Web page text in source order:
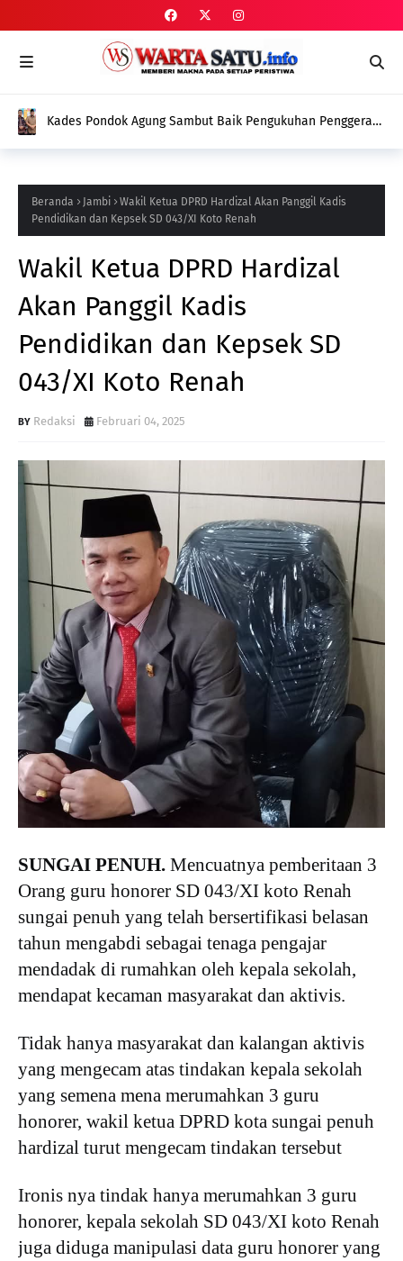
Kades Pondok Agung Sambut Baik Pengukuhan Penggerak
Beranda Jambi
Wakil Ketua DPRD Hardizal Akan Panggil Kadis
Pendidikan dan Kepsek SD 043/XI Koto Renah
Wakil Ketua DPRD Hardizal
Akan Panggil Kadis
Pendidikan dan Kepsek SD
043/XI Koto Renah
Redaksi Februari 04, 2025
SUNGAI PENUH. Mencuatnya pemberitaan 3
Orang guru honorer SD 043/XI koto Renah
sungai penuh yang telah bersertifikasi belasan
tahun mengabdi sebagai tenaga pengajar
mendadak di rumahkan oleh kepala sekolah,
mendapat kecaman masyarakat dan aktivis.
Tidak hanya masyarakat dan kalangan aktivis
yang mengecam atas tindakan kepala sekolah
yang semena mena merumahkan 3 guru
honorer, wakil ketua DPRD kota sungai penuh
hardizal turut mengecam tindakan tersebut
Ironis nya tindak hanya merumahkan 3 guru
honorer, kepala sekolah SD 043/XI koto Renah
juga diduga manipulasi data guru honorer yang